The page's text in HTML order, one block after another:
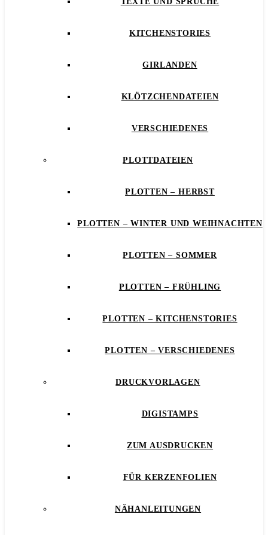
KITCHENSTORIES
GIRLANDEN
KLÖTZCHENDATEIEN
VERSCHIEDENES
PLOTTDATEIEN
PLOTTEN – HERBST
PLOTTEN – WINTER UND WEIHNACHTEN
PLOTTEN – SOMMER
PLOTTEN – FRÜHLING
PLOTTEN – KITCHENSTORIES
PLOTTEN – VERSCHIEDENES
DRUCKVORLAGEN
DIGISTAMPS
ZUM AUSDRUCKEN
FÜR KERZENFOLIEN
NÄHANLEITUNGEN